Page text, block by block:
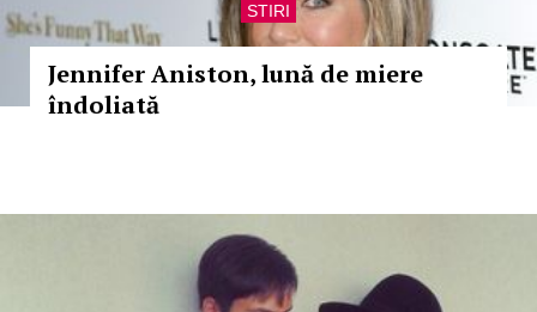
STIRI
Jennifer Aniston, lună de miere
îndoliată